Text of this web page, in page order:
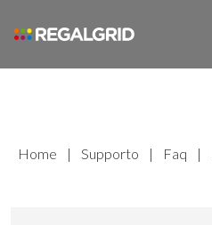
Home | Supporto | Faq |